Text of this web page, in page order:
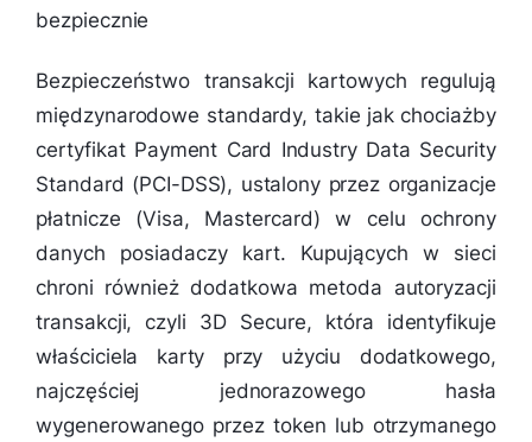
bezpiecznie
Bezpieczeństwo transakcji kartowych regulują
międzynarodowe standardy, takie jak chociażby
certyfikat Payment Card Industry Data Security
Standard (PCI-DSS), ustalony przez organizacje
płatnicze (Visa, Mastercard) w celu ochrony
danych posiadaczy kart. Kupujących w sieci
chroni również dodatkowa metoda autoryzacji
transakcji, czyli 3D Secure, która identyfikuje
właściciela karty przy użyciu dodatkowego,
najczęściej jednorazowego hasła
wygenerowanego przez token lub otrzymanego